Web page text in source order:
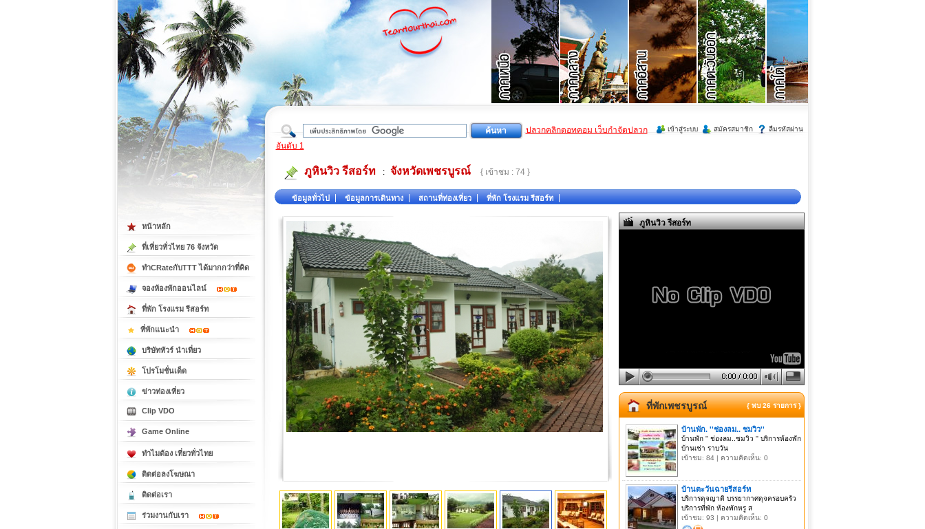
ที่เที่ยวภาคใต้
เข้าสู่ระบบ สมัครสมาชิก ลืมรหัสผ่าน
ปลวกคลิกดอทคอม เว็บกำจัดปลวก
อันดับ 1
ภูหินวิว รีสอร์ท : จังหวัดเพชรบูรณ์ { เข้าชม : 74 }
ข้อมูลทั่วไป ข้อมูลการเดินทาง สถานที่ท่องเที่ยว ที่พัก โรงแรม รีสอร์ท
ภูหินวิว รีสอร์ท
ที่พักเพชรบูรณ์ { พบ 26 รายการ }
บ้านพัก. ''ช่องลม.. ชมวิว''
บ้านพัก '' ช่องลม..ชมวิว '' บริการห้องพัก
บ้านเช่า ราบวัน
เข้าชม: 84 | ความคิดเห็น: 0
บ้านตะวันฉายรีสอร์ท
บริการดุจญาติ บรรยากาศดุจครอบครัว
บริการที่พัก ห้องพักหรู ส
เข้าชม: 93 | ความคิดเห็น: 0
หน้าหลัก
ที่เที่ยวทั่วไทย 76 จังหวัด
ทำCRateกับTTT ได้มากกว่าที่คิด
จองห้องพักออนไลน์
ที่พัก โรงแรม รีสอร์ท
ที่พักแนะนำ
บริษัททัวร์ นำเที่ยว
โปรโมชั่นเด็ด
ข่าวท่องเที่ยว
Clip VDO
Game Online
ทำไมต้อง เที่ยวทั่วไทย
ติดต่อลงโฆษณา
ติดต่อเรา
ร่วมงานกับเรา